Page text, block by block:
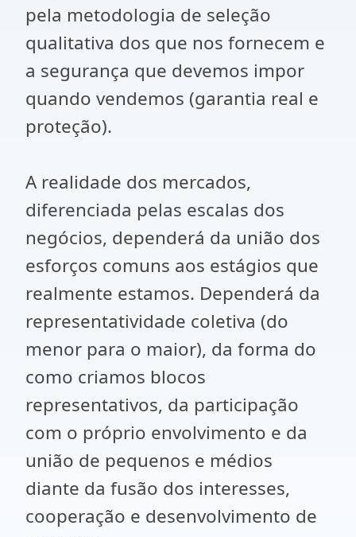
pela metodologia de seleção
qualitativa dos que nos fornecem e
a segurança que devemos impor
quando vendemos (garantia real e
proteção).
A realidade dos mercados,
diferenciada pelas escalas dos
negócios, dependerá da união dos
esforços comuns aos estágios que
realmente estamos. Dependerá da
representatividade coletiva (do
menor para o maior), da forma do
como criamos blocos
representativos, da participação
com o próprio envolvimento e da
união de pequenos e médios
diante da fusão dos interesses,
cooperação e desenvolvimento de